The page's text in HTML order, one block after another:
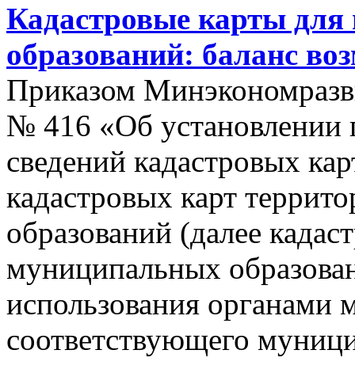
Кадастровые карты
образований: баланс
Приказом
№ 416 «Об установлении
сведений кадастровых
кадастровых карт
образований (далее
муниципальных
использования органами
соответствующего